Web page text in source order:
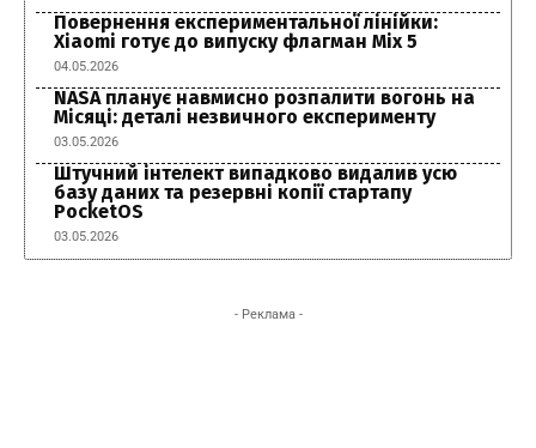
Повернення експериментальної лінійки:
Xiaomi готує до випуску флагман Mix 5
04.05.2026
NASA планує навмисно розпалити вогонь на
Місяці: деталі незвичного експерименту
03.05.2026
Штучний інтелект випадково видалив усю
базу даних та резервні копії стартапу
PocketOS
03.05.2026
- Реклама -